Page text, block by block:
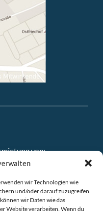
wir Technologien wie
und/oder darauf zuzugreifen.
wir Daten wie das
Website verarbeiten. Wenn du
von: